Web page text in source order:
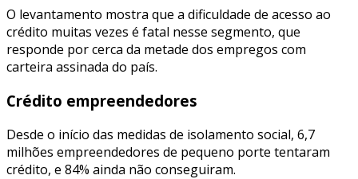
O levantamento mostra que a dificuldade de acesso ao
crédito muitas vezes é fatal nesse segmento, que
responde por cerca da metade dos empregos com
carteira assinada do país.
Crédito empreendedores
Desde o início das medidas de isolamento social, 6,7
milhões empreendedores de pequeno porte tentaram
crédito, e 84% ainda não conseguiram.